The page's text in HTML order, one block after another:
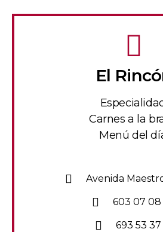
El
Carnes a la
Menú del
Avenida
603 07 08
693 53 37